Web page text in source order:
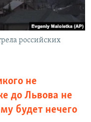
российских
не
до Львова не
будет нечего